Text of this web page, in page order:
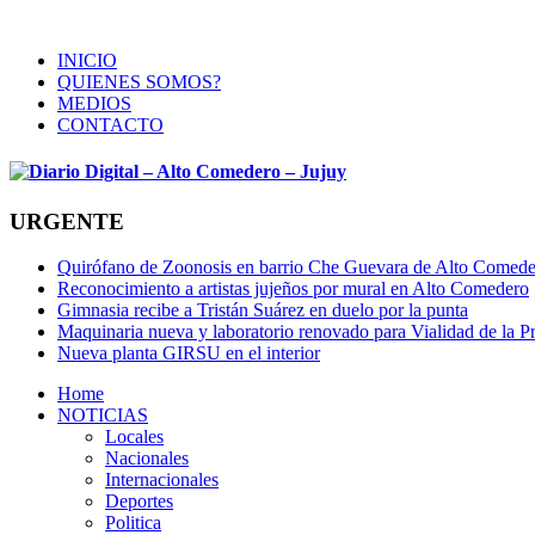
INICIO
QUIENES SOMOS?
MEDIOS
CONTACTO
URGENTE
Quirófano de Zoonosis en barrio Che Guevara de Alto
Reconocimiento a artistas jujeños por mural en Alto Comedero
Gimnasia recibe a Tristán Suárez en duelo por la punta
Maquinaria nueva y laboratorio renovado para Vialidad de la
Nueva planta GIRSU en el interior
Home
NOTICIAS
Locales
Nacionales
Internacionales
Deportes
Politica